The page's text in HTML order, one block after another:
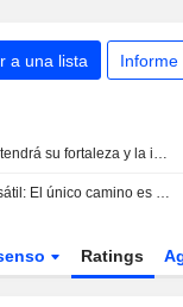
a una lista Informe
El dólar mantendrá su fortaleza y la intervención en el yen no cambiará las reglas del juego
Jornada bursátil: El único camino es hacia arriba
Ratings